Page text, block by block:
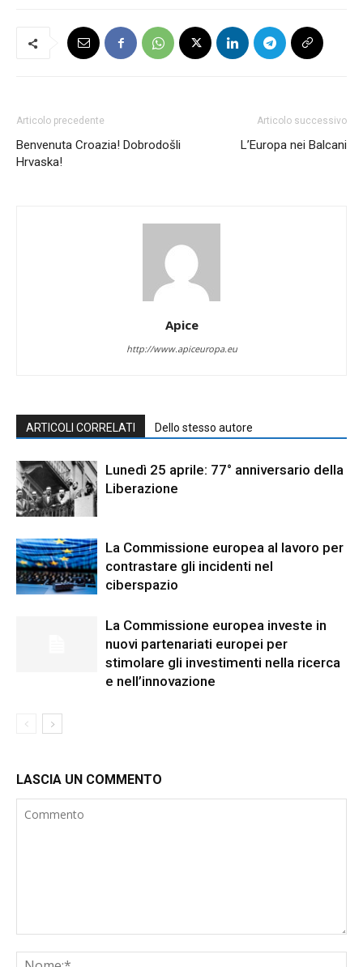
Articolo precedente
Benvenuta Croazia! Dobrodošli
Hrvaska!
Articolo successivo
L’Europa nei Balcani
Apice
http://www.apiceuropa.eu
ARTICOLI CORRELATI Dello stesso autore
Lunedì 25 aprile: 77° anniversario della
Liberazione
La Commissione europea al lavoro per
contrastare gli incidenti nel
ciberspazio
La Commissione europea investe in
nuovi partenariati europei per
stimolare gli investimenti nella ricerca
e nell’innovazione
LASCIA UN COMMENTO